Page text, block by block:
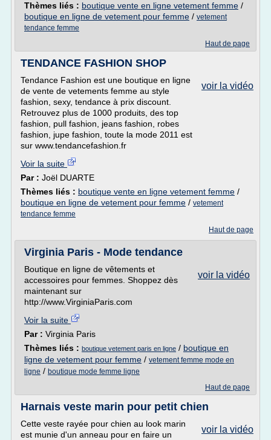
Thèmes liés : boutique vente en ligne vetement femme /
boutique en ligne de vetement pour femme / vetement
tendance femme
Haut de page
TENDANCE FASHION SHOP
voir la vidéo
Tendance Fashion est une boutique en ligne
de vente de vetements femme au style
fashion, sexy, tendance à prix discount.
Retrouvez plus de 1000 produits, des top
fashion, pull fashion, jeans fashion, robes
fashion, jupe fashion, toute la mode 2011 est
sur www.tendancefashion.fr
Voir la suite
Par : Joël DUARTE
Thèmes liés : boutique vente en ligne vetement femme /
boutique en ligne de vetement pour femme / vetement
tendance femme
Haut de page
Virginia Paris - Mode tendance
voir la vidéo
Boutique en ligne de vêtements et
accessoires pour femmes. Shoppez dès
maintenant sur
http://www.VirginiaParis.com
Voir la suite
Par : Virginia Paris
Thèmes liés : boutique vetement paris en ligne / boutique en
ligne de vetement pour femme / vetement femme mode en
ligne / boutique mode femme ligne
Haut de page
Harnais veste marin pour petit chien
voir la vidéo
Cette veste rayée pour chien au look marin
est munie d'un anneau pour en faire un